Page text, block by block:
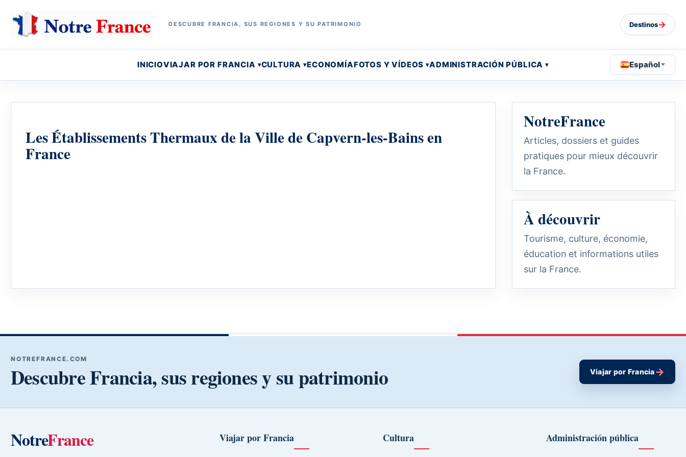
DESCUBRE FRANCIA, SUS REGIONES Y SU PATRIMONIO Destinos→
INICIOVIAJAR POR FRANCIA CULTURA ECONOMÍAFOTOS Y VÍDEOS ADMINISTRACIÓN PÚBLICA Español
Les Établissements Thermaux de la Ville de Capvern-les-Bains en
France
NotreFrance
Articles, dossiers et guides
pratiques pour mieux découvrir
la France.
À découvrir
Tourisme, culture, économie,
éducation et informations utiles
sur la France.
NOTREFRANCE.COM
Descubre Francia, sus regiones y su patrimonio Viajar por Francia→
NotreFrance Viajar por Francia Cultura Administración pública